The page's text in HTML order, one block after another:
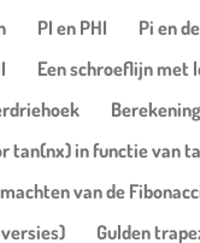
PI en PHI
Pi en
Een schroeflijn met
tan(nx) in functie van
van de
Gulden